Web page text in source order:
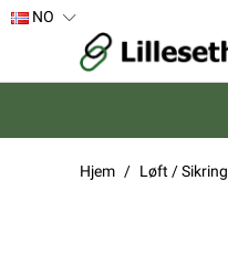
NO
Hjem Løft / Sikring